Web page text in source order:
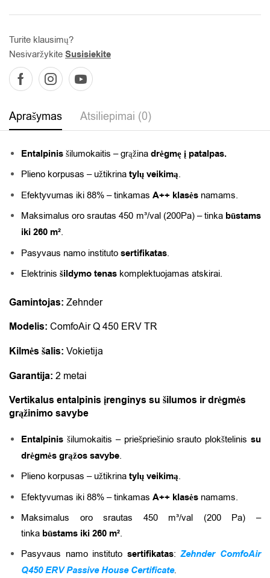
Turite klausimų?
Nesivaržykite Susisiekite
Aprašymas Atsiliepimai (0)
Entalpinis šilumokaitis – grąžina drėgmę į patalpas.
Plieno korpusas – užtikrina tylų veikimą.
Efektyvumas iki 88% – tinkamas A++ klasės namams.
Maksimalus oro srautas 450 m³/val (200Pa) – tinka būstams
iki 260 m².
Pasyvaus namo instituto sertifikatas.
Elektrinis šildymo tenas komplektuojamas atskirai.
Gamintojas: Zehnder
Modelis: ComfoAir Q 450 ERV TR
Kilmės šalis: Vokietija
Garantija: 2 metai
Vertikalus entalpinis įrenginys su šilumos ir drėgmės
grąžinimo savybe
Entalpinis šilumokaitis – priešpriešinio srauto plokštelinis su
drėgmės grąžos savybe.
Plieno korpusas – užtikrina tylų veikimą.
Efektyvumas iki 88% – tinkamas A++ klasės namams.
Maksimalus oro srautas 450 m³/val (200 Pa) –
tinka būstams iki 260 m².
​Pasyvaus namo instituto sertifikatas:Zehnder ComfoAir
Q450 ERV Passive House Certificate.